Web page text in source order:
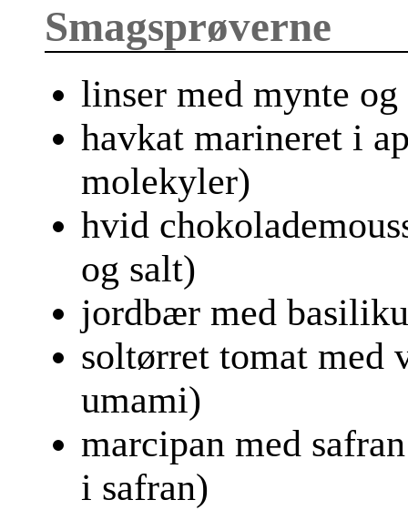
Smagsprøverne
linser med mynte
havkat marineret i
molekyler)
hvid
og salt)
jordbær med
soltørret tomat
umami)
marcipan med
i safran)